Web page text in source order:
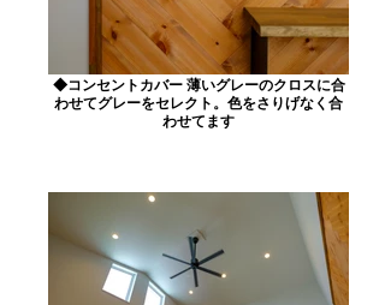
◆コンセントカバー 薄いグレーのクロスに合
わせてグレーをセレクト。色をさりげなく合
わせてます